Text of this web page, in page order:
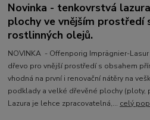
Novinka - tenkovrstvá
plochy ve vnějším prostředí
rostlinných olejů.
NOVINKA - Offenporig Imprägnier-
dřevo pro vnější prostředí s obsahem
vhodná na první i renovační nátěry na
podklady a velké dřevěné plochy (ploty,
Lazura je lehce zpracovatelná,... celý